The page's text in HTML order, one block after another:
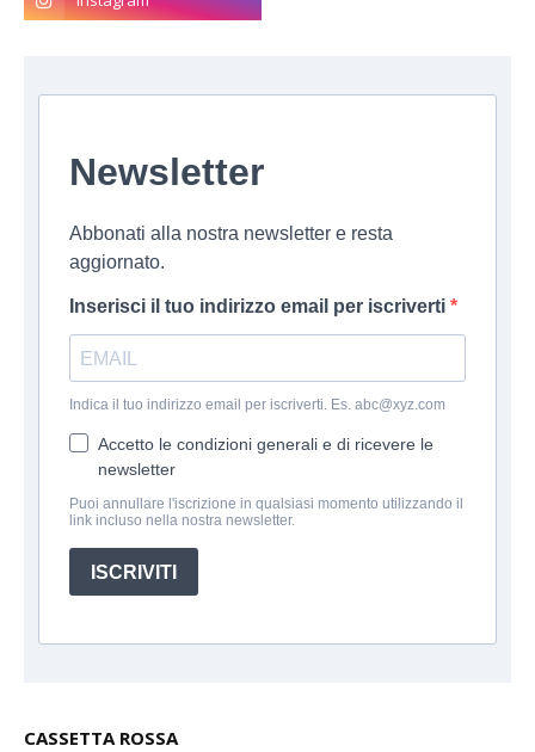
Newsletter
Abbonati alla nostra newsletter e resta
aggiornato.
Inserisci il tuo indirizzo email per iscriverti
Indica il tuo indirizzo email per iscriverti. Es. abc@xyz.com
Accetto le condizioni generali e di ricevere le
newsletter
Puoi annullare l'iscrizione in qualsiasi momento utilizzando il
link incluso nella nostra newsletter.
ISCRIVITI
CASSETTA ROSSA